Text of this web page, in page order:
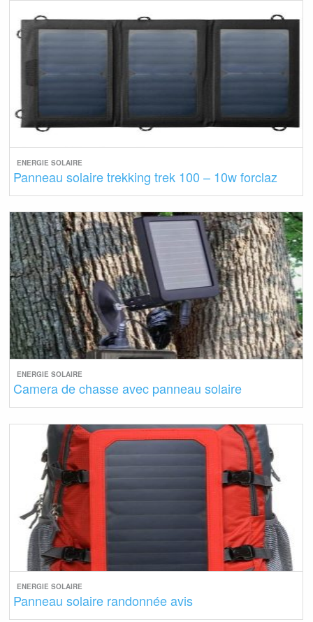
ENERGIE SOLAIRE
Panneau solaire trekking trek 100 – 10w forclaz
ENERGIE SOLAIRE
Camera de chasse avec panneau solaire
ENERGIE SOLAIRE
Panneau solaire randonnée avis